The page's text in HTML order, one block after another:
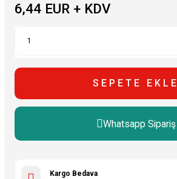
6,44 EUR + KDV
SEPETE EKLE
Whatsapp Sipariş
Kargo Bedava